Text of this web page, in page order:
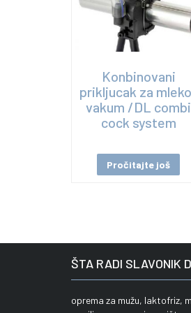
Konbinovani
prikljucak za
vakum /DL combi
cock system
Pročitajte još
ŠTA RADI SLAVONIK
oprema za mužu, laktofriz,